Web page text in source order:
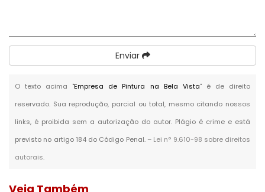
Enviar
O texto acima "Empresa de Pintura na Bela Vista" é de direito
reservado. Sua reprodução, parcial ou total, mesmo citando nossos
links, é proibida sem a autorização do autor. Plágio é crime e está
previsto no artigo 184 do Código Penal. – Lei n° 9.610-98 sobre direitos
autorais.
Veja Também